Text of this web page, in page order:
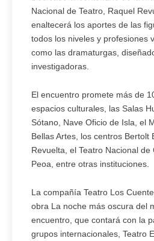
Nacional de Teatro, Raquel
enaltecerá los aportes de las
todos los niveles y profesiones
como las dramaturgas,
investigadoras.
El encuentro promete más de
espacios culturales, las Salas
Sótano, Nave Oficio de Isla, el
Bellas Artes, los centros Bertolt
Revuelta, el Teatro Nacional de
Peoa, entre otras instituciones.
La compañía Teatro Los
obra La noche más oscura del
encuentro, que contará con la
grupos internacionales, Teatro